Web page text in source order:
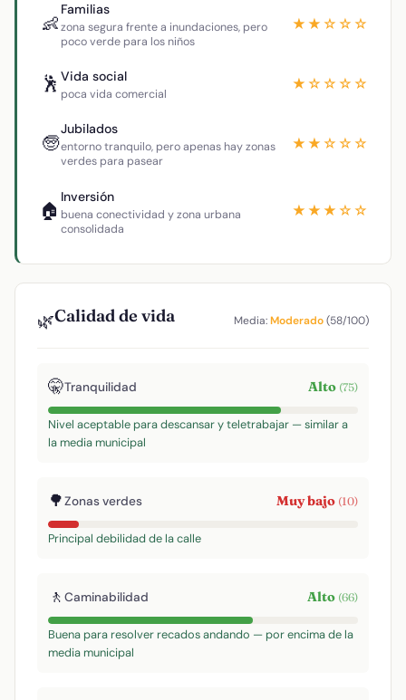
👶
Familias
zona segura frente a inundaciones, pero
poco verde para los niños
★★☆☆☆
🕺 Vida social
poca vida comercial
★☆☆☆☆
🧓
Jubilados
entorno tranquilo, pero apenas hay zonas
verdes para pasear
★★☆☆☆
🏠
Inversión
buena conectividad y zona urbana
consolidada
★★★☆☆
🌿Calidad de vida Media:Moderado(58/100)
🤫Tranquilidad Alto (75)
Nivel aceptable para descansar y teletrabajar — similar a
la media municipal
🌳Zonas verdes Muy bajo (10)
Principal debilidad de la calle
🚶 Caminabilidad Alto (66)
Buena para resolver recados andando — por encima de la
media municipal